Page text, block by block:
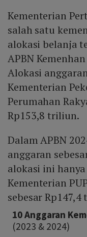
Kementerian
salah satu
alokasi belanja
APBN
Alokasi
Kementerian
Perumahan
Rp153,8 triliun.
Dalam APBN
anggaran
alokasi ini
Kementerian
sebesar